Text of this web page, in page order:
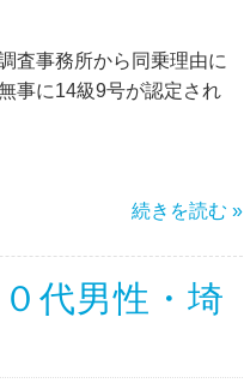
査事務所から同乗理由に
事に14級9号が認定され
続きを読む »
代男性・埼